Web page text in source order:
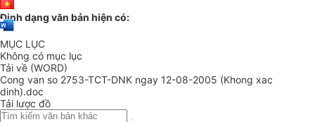
Định dạng văn bản hiện có:
MỤC LỤC
Không có mục lục
Tải về (WORD)
Cong van so 2753-TCT-DNK ngay 12-08-2005 (Khong xac
dinh).doc
Tải lược đồ